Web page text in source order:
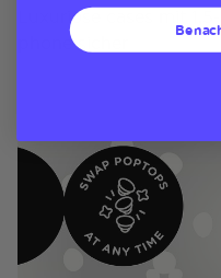
Luxuriöse cases mit
phone sicher